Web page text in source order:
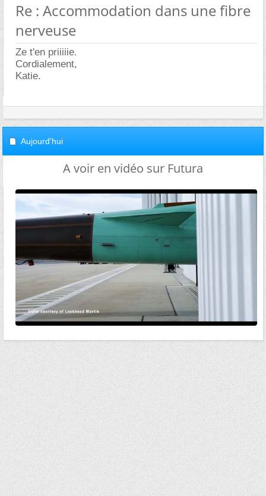
Re : Accommodation dans une fibre
nerveuse
Ze t'en priiiiie.
Cordialement,
Katie.
Aujourd'hui
A voir en vidéo sur Futura